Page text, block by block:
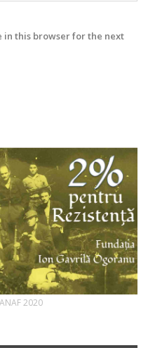
in this browser for the next
2020